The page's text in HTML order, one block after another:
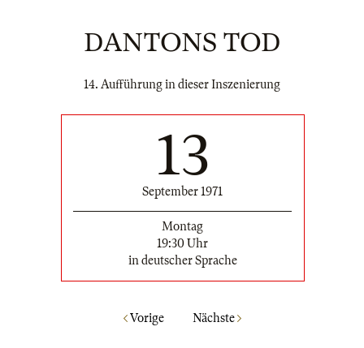
DANTONS TOD
14. Aufführung in dieser Inszenierung
13
September 1971
Montag
19:30 Uhr
in deutscher Sprache
Vorige Nächste